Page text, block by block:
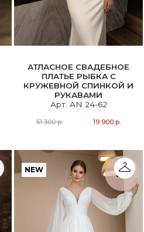
АТЛАСНОЕ СВАДЕБНОЕ
ПЛАТЬЕ РЫБКА С
КРУЖЕВНОЙ СПИНКОЙ И
РУКАВАМИ
Арт. AN 24-62
51 300 р. 19 900 р.
NEW